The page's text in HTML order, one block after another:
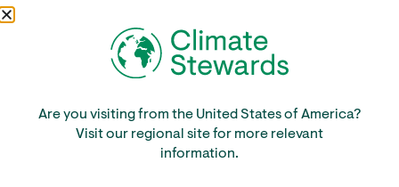
Bereken
Are you visiting from the United States of America?
Visit our regional site for more relevant
information.